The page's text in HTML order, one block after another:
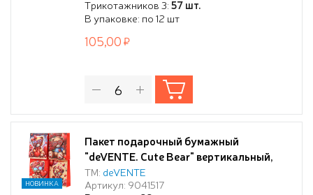
Трикотажников 3:57 шт.
В упаковке: по 12 шт
105,00
Пакет подарочный бумажный
"deVENTE. Cute Bear" вертикальный,
31x42x12 см, горячее тиснение, 3D,
бумага 210 г/м², ассорти 4 дизайна
ТМ: deVENTE
Артикул: 9041517
НОВИНКА